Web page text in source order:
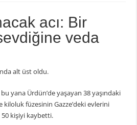
acı: Bir
veda
alt üst oldu.
yana Ürdün’de yaşayan 38 yaşındaki
kiloluk füzesinin Gazze’deki evlerini
kişiyi kaybetti.